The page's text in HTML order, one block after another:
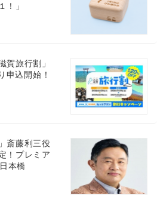
！」
賀旅行割」
申込開始！
斎藤利三役
！プレミア
本橋